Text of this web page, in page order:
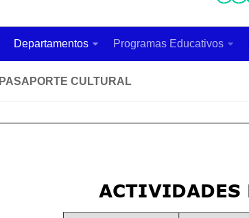
Departamentos Programas Educativos
PASAPORTE CULTURAL